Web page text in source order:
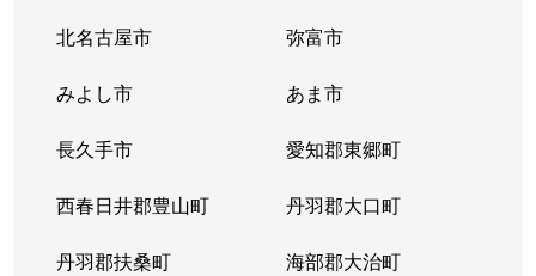
北名古屋市 弥富市
みよし市 あま市
長久手市 愛知郡東郷町
西春日井郡豊山町 丹羽郡大口町
丹羽郡扶桑町 海部郡大治町